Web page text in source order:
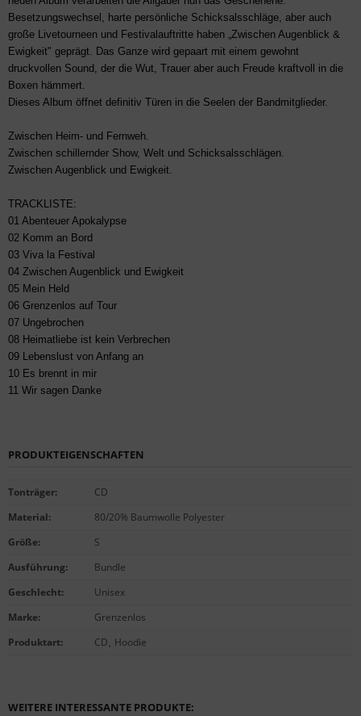
Besetzungswechsel, harte persönliche Schicksalsschläge, aber auch
große Livetourneen und Festivalauftritte haben „Zwischen Augenblick &
Ewigkeit" geprägt. Das Ganze wird gepaart mit einem gewohnt
druckvollen Sound, der die Wut, Trauer aber auch Freude kraftvoll in die
Boxen hämmert.
Dieses Album öffnet definitiv Türen in die Seelen der Bandmitglieder.
Zwischen Heim- und Fernweh.
Zwischen schillernder Show, Welt und Schicksalsschlägen.
Zwischen Augenblick und Ewigkeit.
TRACKLISTE:
01 Abenteuer Apokalypse
02 Komm an Bord
03 Viva la Festival
04 Zwischen Augenblick und Ewigkeit
05 Mein Held
06 Grenzenlos auf Tour
07 Ungebrochen
08 Heimatliebe ist kein Verbrechen
09 Lebenslust von Anfang an
10 Es brennt in mir
11 Wir sagen Danke
PRODUKTEIGENSCHAFTEN
Tonträger:
CD
Material:
80/20% Baumwolle Polyester
Größe:
S
Ausführung:
Bundle
Geschlecht:
Unisex
Marke:
Grenzenlos
Produktart: CD, Hoodie
WEITERE INTERESSANTE PRODUKTE: